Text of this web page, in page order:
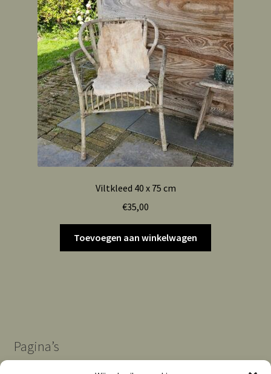
Viltkleed 40 x 75 cm
€35,00
Toevoegen aan winkelwagen
Pagina’s